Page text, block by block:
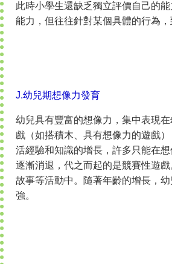
此時小學生還缺乏獨立評價自己的
能力，但往往針對某個具體的行為
J.幼兒期想像力發育
幼兒具有豐富的想像力，集中表現
戲（如搭積木、具有想像力的遊戲
活經驗和知識的增長，許多只能在
逐漸消退，代之而起的是競賽性遊
故事等活動中。隨著年齡的增長，
強。